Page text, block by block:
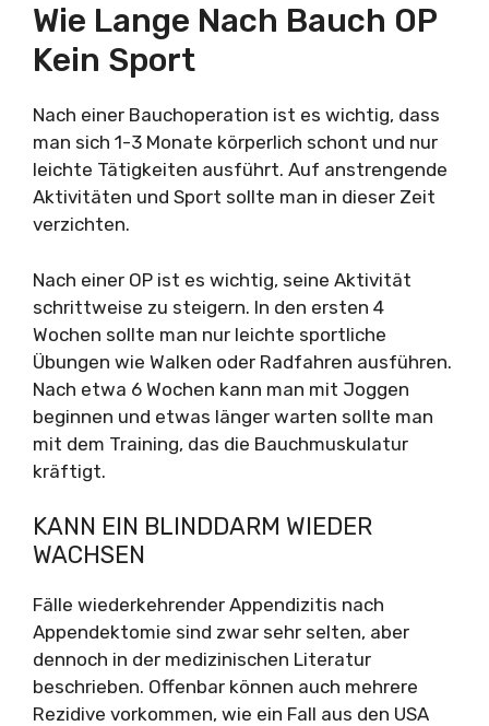
Wie Lange Nach Bauch OP
Kein Sport
Nach einer Bauchoperation ist es wichtig, dass
man sich 1-3 Monate körperlich schont und nur
leichte Tätigkeiten ausführt. Auf anstrengende
Aktivitäten und Sport sollte man in dieser Zeit
verzichten.
Nach einer OP ist es wichtig, seine Aktivität
schrittweise zu steigern. In den ersten 4
Wochen sollte man nur leichte sportliche
Übungen wie Walken oder Radfahren ausführen.
Nach etwa 6 Wochen kann man mit Joggen
beginnen und etwas länger warten sollte man
mit dem Training, das die Bauchmuskulatur
kräftigt.
KANN EIN BLINDDARM WIEDER
WACHSEN
Fälle wiederkehrender Appendizitis nach
Appendektomie sind zwar sehr selten, aber
dennoch in der medizinischen Literatur
beschrieben. Offenbar können auch mehrere
Rezidive vorkommen, wie ein Fall aus den USA